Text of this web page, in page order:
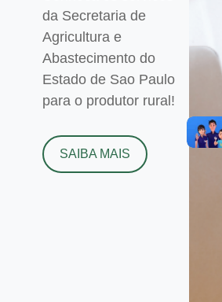
da Secretaria de
Agricultura e
Abastecimento do
Estado de Sao Paulo
para o produtor rural!
SAIBA MAIS